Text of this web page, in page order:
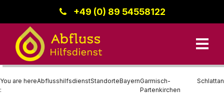
+49 (0) 89 54558122
You are here
:
AbflusshilfsdienstStandorteBayernGarmisch-
Partenkirchen
Schlattan